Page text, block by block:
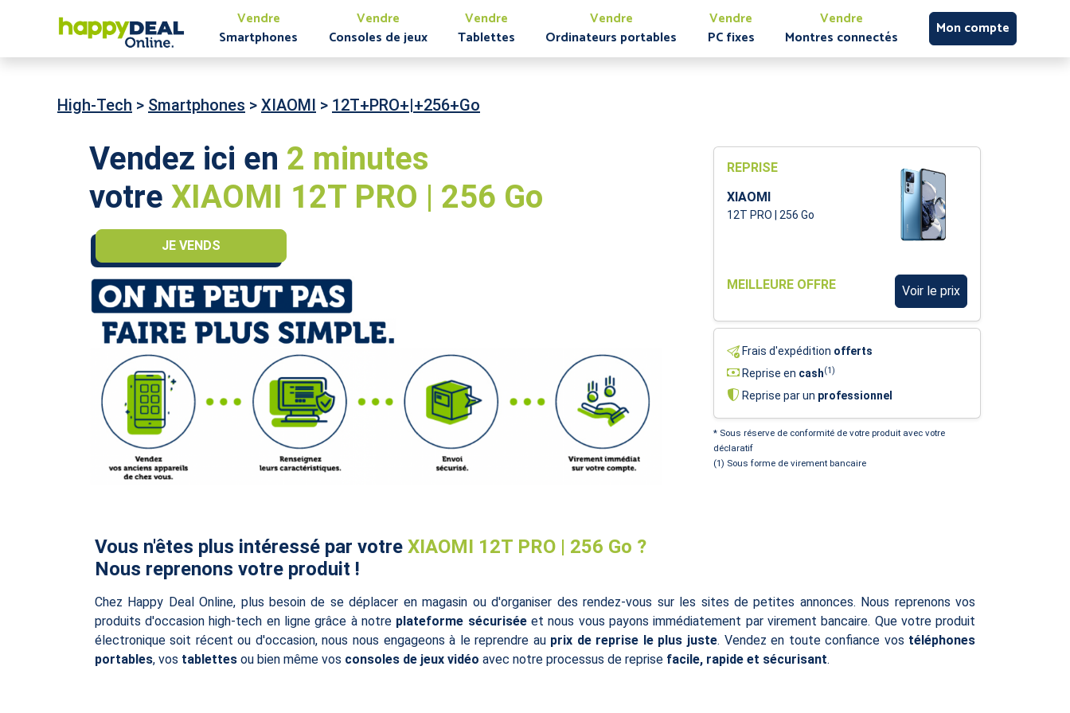
Vendre
Smartphones
Vendre
Consoles de jeux
Vendre
Tablettes
Vendre
Ordinateurs portables
Vendre
PC fixes
Vendre
Montres connectés
Mon compte
High-Tech > Smartphones > XIAOMI > 12T+PRO+|+256+Go
Vendez ici en 2 minutes
votre XIAOMI 12T PRO | 256 Go
JE VENDS
REPRISE
XIAOMI
12T PRO | 256 Go
MEILLEURE OFFRE Voir le prix
Frais d'expédition offerts
Reprise en cash(1)
Reprise par un professionnel
* Sous réserve de conformité de votre produit avec votre
déclaratif
(1) Sous forme de virement bancaire
Vous n'êtes plus intéressé par votre XIAOMI 12T PRO | 256 Go ?
Nous reprenons votre produit !
Chez Happy Deal Online, plus besoin de se déplacer en magasin ou d'organiser des rendez-vous sur les sites de petites annonces. Nous reprenons vos
produits d'occasion high-tech en ligne grâce à notre plateforme sécuriséeet nous vous payons immédiatement par virement bancaire. Que votre produit
électronique soit récent ou d'occasion, nous nous engageons à le reprendre au prix de reprise le plus juste. Vendez en toute confiance vos téléphones
portables, vos tablettesou bien même vos consoles de jeux vidéo avec notre processus de reprise facile, rapide et sécurisant.